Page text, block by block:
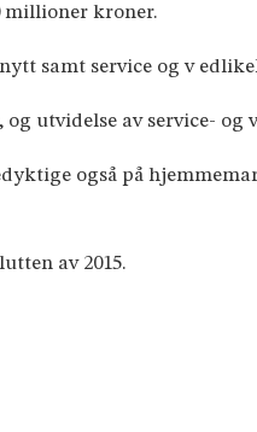
millioner kroner.
samt service og v
utvidelse av service- og
også på
av 2015.